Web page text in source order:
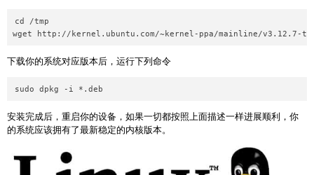
cd /tmp
下载你的系统对应版本后，运行下列命令
安装完成后，重启你的设备，如果一切都按照上面描述一样进展顺利，你
的系统应该拥有了最新稳定的内核版本。